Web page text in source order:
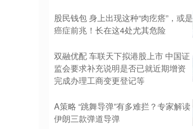
股民钱包 身上出现这种“肉疙瘩”，或是
癌症前兆！长在这4处尤其危险
双融优配 车联天下拟港股上市 中国证
监会要求补充说明是否已就近期增资
完成办理工商变更登记等
A策略 “跳舞导弹”有多难拦？专家解读
伊朗三款弹道导弹